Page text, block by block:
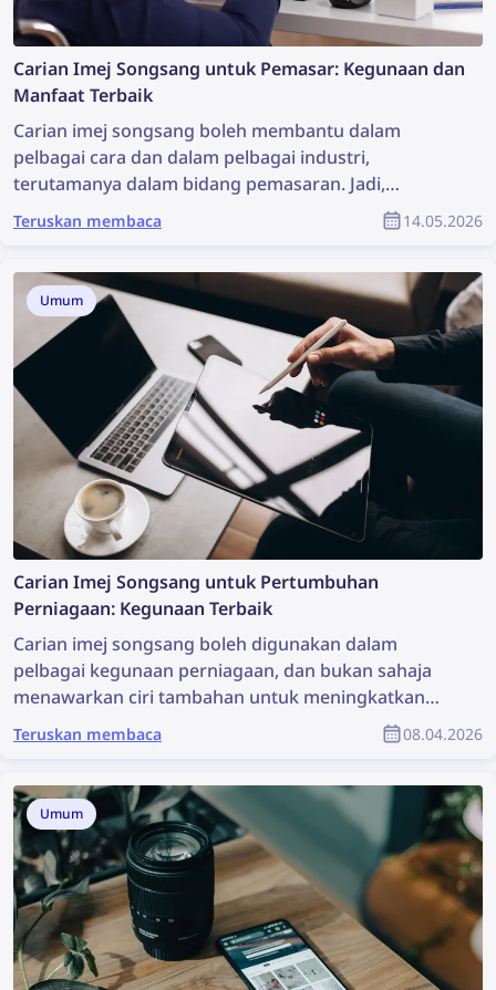
Carian Imej Songsang untuk Pemasar: Kegunaan dan
Manfaat Terbaik
Carian imej songsang boleh membantu dalam
pelbagai cara dan dalam pelbagai industri,
terutamanya dalam bidang pemasaran. Jadi,
bagaimana sebenarnya anda boleh menggunakan
teknologi carian imej ini dan apakah manfaat yang
Teruskan membaca 14.05.2026
Umum
Carian Imej Songsang untuk Pertumbuhan
Perniagaan: Kegunaan Terbaik
Carian imej songsang boleh digunakan dalam
pelbagai kegunaan perniagaan, dan bukan sahaja
menawarkan ciri tambahan untuk meningkatkan
penglibatan pengguna, malah yang lebih penting, ia
dapat menyokong pelbagai peringkat pengesahan
kegunaan terbaik carian imej songsang.
Teruskan membaca 08.04.2026
Umum